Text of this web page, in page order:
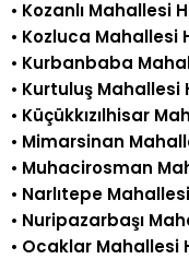
• Kozanlı Mahallesi
• Kozluca Mahallesi
• Kurbanbaba
• Kurtuluş Mahallesi
• Küçükkızılhisar
• Mimarsinan
• Muhacirosman
• Narlıtepe
• Nuripazarbaşı
• Ocaklar Mahallesi